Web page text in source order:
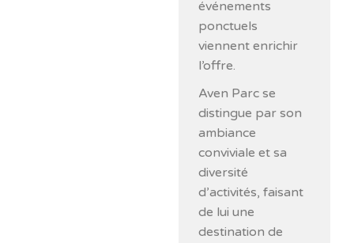
événements
ponctuels
viennent enrichir
l’offre.
Aven Parc se
distingue par son
ambiance
conviviale et sa
diversité
d’activités, faisant
de lui une
destination de